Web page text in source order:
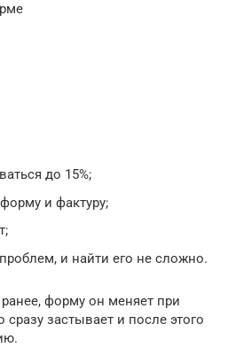
до 15%;
и фактуру;
и найти его не сложно.
форму он меняет при
сразу застывает и после этого